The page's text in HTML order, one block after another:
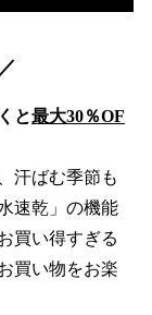
と最大30％OF
汗ばむ季節も
速乾」の機能
買い得すぎる
買い物をお楽